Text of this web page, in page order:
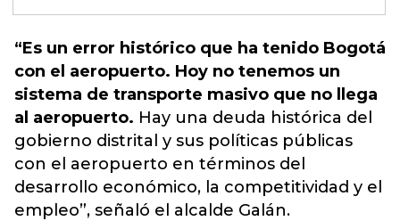
“Es un error histórico que ha tenido Bogotá
con el aeropuerto. Hoy no tenemos un
sistema de transporte masivo que no llega
al aeropuerto. Hay una deuda histórica del
gobierno distrital y sus políticas públicas
con el aeropuerto en términos del
desarrollo económico, la competitividad y el
empleo”, señaló el alcalde Galán.